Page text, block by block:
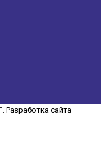
Разработка сайта